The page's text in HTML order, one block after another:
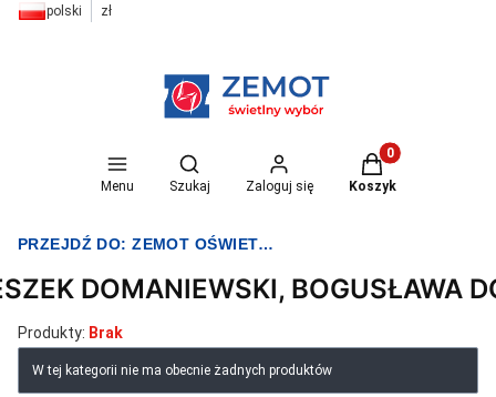
polski zł
Menu
Otwórz wyszukiwarkę
Szukaj Zaloguj się
Produkty w
Koszyk
PRZEJDŹ DO:ZEMOT OŚWIETLENIE I ELEKTRYKA
DOMANIEWSKI, BOGUSŁAWA
Produkty: Brak
Lista produktów
W tej kategorii nie ma obecnie żadnych produktów